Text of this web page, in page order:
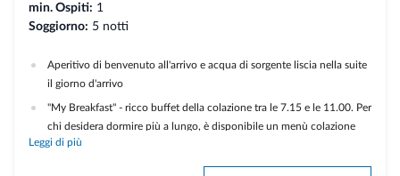
min. Ospiti: 1
Soggiorno: 5 notti
Aperitivo di benvenuto all'arrivo e acqua di sorgente liscia nella suite
il giorno d'arrivo
"My Breakfast" - ricco buffet della colazione tra le 7.15 e le 11.00. Per
chi desidera dormire più a lungo, è disponibile un menù colazione
alla carta tra le 11.00 e le 12.00
"My Dinner" al My Arbor: menù di 7 portate e a piatti alternativi
Leggi di più